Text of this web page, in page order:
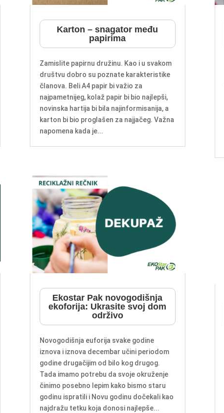
Karton – snagator među
papirima
Zamislite papirnu družinu. Kao i u svakom
društvu dobro su poznate karakteristike
članova. Beli A4 papir bi važio za
najpametnijeg, kolaž papir bi bio najlepši,
novinska hartija bi bila najinformisanija, a
karton bi bio proglašen za najjačeg. Važna
napomena kada je...
Ekostar Pak novogodišnja
ekoforija: Ukrasite svoj dom
održivo
Novogodišnja euforija svake godine
iznova i iznova decembar učini periodom
godine drugačijim od bilo kog drugog.
Tada imamo potrebu da svoje okruženje
činimo posebno lepim kako bismo staru
godinu ispratili i Novu godinu dočekali kao
najdražu tetku koja donosi najlepše...